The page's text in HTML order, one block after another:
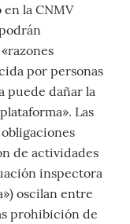
la CNMV
por personas
puede dañar la
Las
de actividades
inspectora
oscilan entre
prohibición de